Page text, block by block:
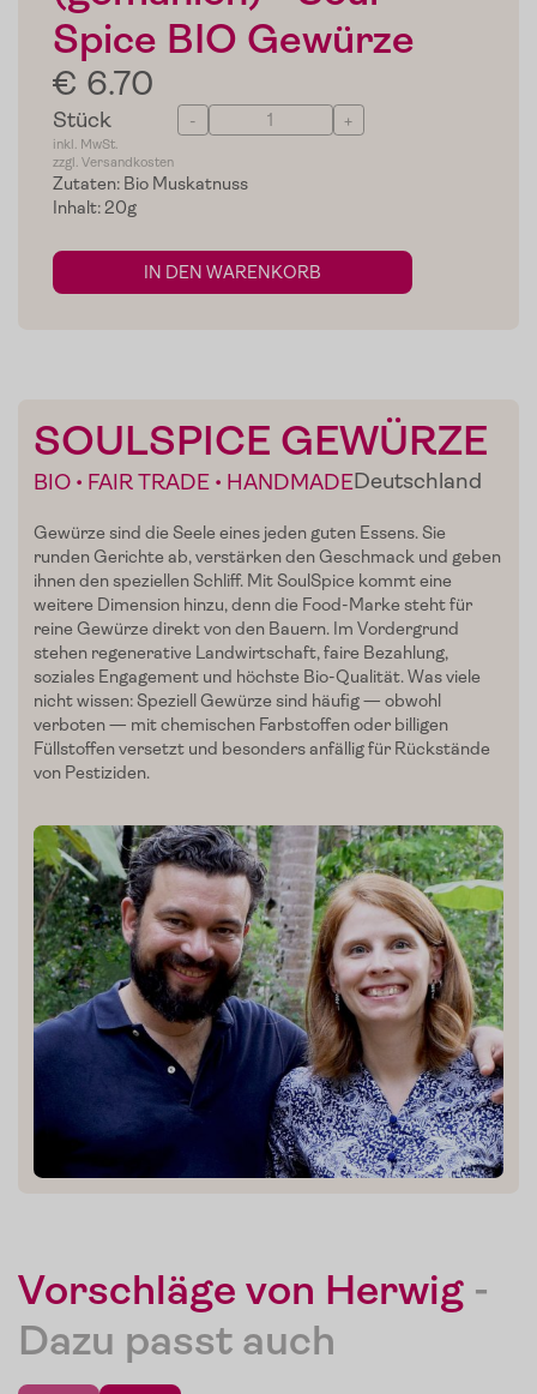
Home
Zum Shop
Edelgreissler
Verkostungen
Slow Food
Blog
Presse
Kontakt
Login
Spice BIO Gewürze
€ 6.70
Stück - +
inkl. MwSt.
zzgl. Versandkosten
Zutaten: Bio Muskatnuss
Inhalt: 20g
IN DEN WARENKORB
SOULSPICE GEWÜRZE
BIO • FAIR TRADE • HANDMADEDeutschland
Gewürze sind die Seele eines jeden guten Essens. Sie
runden Gerichte ab, verstärken den Geschmack und geben
ihnen den speziellen Schliff. Mit SoulSpice kommt eine
weitere Dimension hinzu, denn die Food-Marke steht für
reine Gewürze direkt von den Bauern. Im Vordergrund
stehen regenerative Landwirtschaft, faire Bezahlung,
soziales Engagement und höchste Bio-Qualität. Was viele
nicht wissen: Speziell Gewürze sind häufig — obwohl
verboten — mit chemischen Farbstoffen oder billigen
Füllstoffen versetzt und besonders anfällig für Rückstände
von Pestiziden.
Vorschläge von Herwig-
Dazu passt auch